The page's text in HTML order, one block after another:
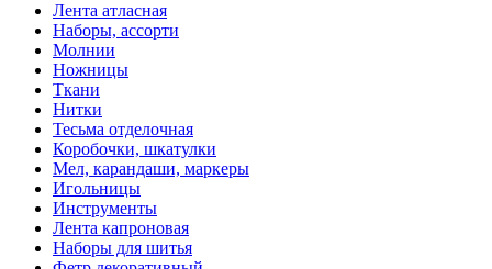
Лента атласная
Наборы, ассорти
Молнии
Ножницы
Ткани
Нитки
Тесьма отделочная
Коробочки, шкатулки
Мел, карандаши, маркеры
Игольницы
Инструменты
Лента капроновая
Наборы для шитья